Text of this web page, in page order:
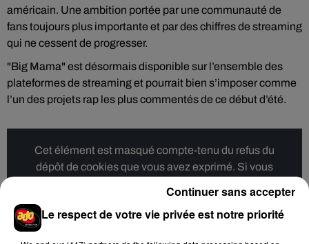
américain. Une ambition portée par une communauté de
fans toujours plus importante et par des chiffres de streaming
qui ne cessent de progresser.
"Big Mama" est désormais disponible sur l’ensemble des
plateformes de streaming et pourrait bien s’imposer comme
l’un des projets rap les plus commentés de ce début d’été.
Cet élément est masqué compte-tenu du refus du
dépôt de cookies que vous avez exprimé. Si vous
en cliquant sur le bouton ci-dessous.
Le respect de votre vie privée est notre priorité
Continuer sans accepter